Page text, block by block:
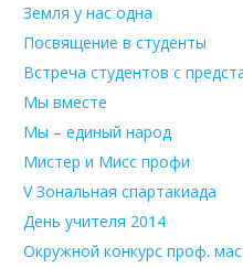
Земля у нас одна
Посвящение в студенты
Встреча студентов с
Мы вместе
Мы – единый народ
Мистер и Мисс профи
V Зональная спартакиада
День учителя 2014
Окружной конкурс проф.